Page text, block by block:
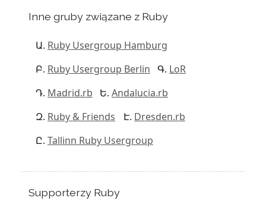
Inne gruby związane z Ruby
Ruby Usergroup Hamburg
Ruby Usergroup Berlin
LoR
Madrid.rb
Andalucia.rb
Ruby & Friends
Dresden.rb
Tallinn Ruby Usergroup
Supporterzy Ruby